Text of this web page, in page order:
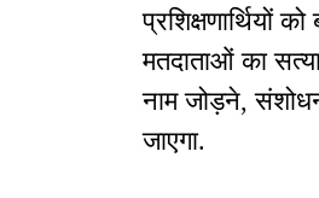
मतदाताओं का
नाम जोड़ने,
जाएगा.